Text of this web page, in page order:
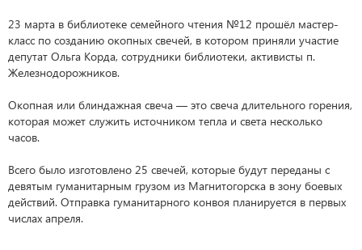
23 марта в библиотеке семейного чтения №12 прошёл мастер-
класс по созданию окопных свечей, в котором приняли участие
депутат Ольга Корда, сотрудники библиотеки, активисты п.
Железнодорожников.
Окопная или блиндажная свеча — это свеча длительного горения,
которая может служить источником тепла и света несколько
часов.
Всего было изготовлено 25 свечей, которые будут переданы с
девятым гуманитарным грузом из Магнитогорска в зону боевых
действий. Отправка гуманитарного конвоя планируется в первых
числах апреля.